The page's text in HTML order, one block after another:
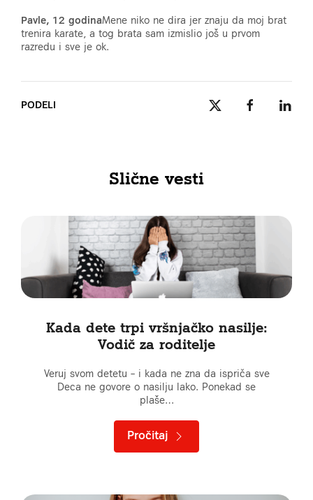
Pavle, 12 godinaMene niko ne dira jer znaju da moj brat
trenira karate, a tog brata sam izmislio još u prvom
razredu i sve je ok.
PODELI
Slične vesti
Kada dete trpi vršnjačko nasilje:
Vodič za roditelje
Veruj svom detetu – i kada ne zna da ispriča sve
Deca ne govore o nasilju lako. Ponekad se
plaše…
Pročitaj